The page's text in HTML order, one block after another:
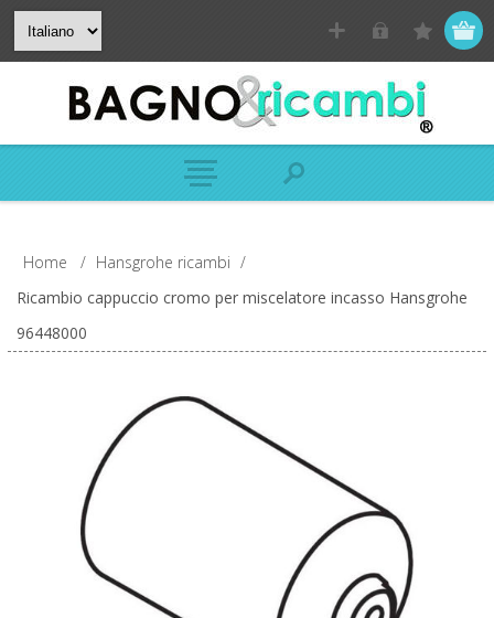
Home / Hansgrohe ricambi /
Ricambio cappuccio cromo per miscelatore incasso Hansgrohe
96448000